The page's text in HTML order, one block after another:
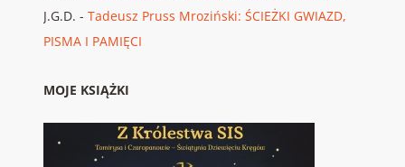
J.G.D. - Tadeusz Pruss Mroziński: ŚCIEŻKI GWIAZD,
PISMA I PAMIĘCI
MOJE KSIĄŻKI